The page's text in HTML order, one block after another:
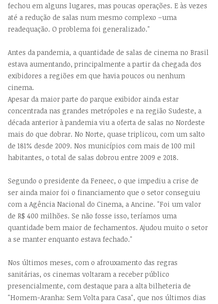
fechou em alguns lugares, mas poucas operações. E às vezes
até a redução de salas num mesmo complexo –uma
readequação. O problema foi generalizado."
Antes da pandemia, a quantidade de salas de cinema no Brasil
estava aumentando, principalmente a partir da chegada dos
exibidores a regiões em que havia poucos ou nenhum
cinema.
Apesar da maior parte do parque exibidor ainda estar
concentrada nas grandes metrópoles e na região Sudeste, a
década anterior à pandemia viu a oferta de salas no Nordeste
mais do que dobrar. No Norte, quase triplicou, com um salto
de 181% desde 2009. Nos municípios com mais de 100 mil
habitantes, o total de salas dobrou entre 2009 e 2018.
Segundo o presidente da Feneec, o que impediu a crise de
ser ainda maior foi o financiamento que o setor conseguiu
com a Agência Nacional do Cinema, a Ancine. "Foi um valor
de R$ 400 milhões. Se não fosse isso, teríamos uma
quantidade bem maior de fechamentos. Ajudou muito o setor
a se manter enquanto estava fechado."
Nos últimos meses, com o afrouxamento das regras
sanitárias, os cinemas voltaram a receber público
presencialmente, com destaque para a alta bilheteria de
"Homem-Aranha: Sem Volta para Casa", que nos últimos dias